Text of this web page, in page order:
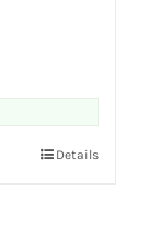
Details